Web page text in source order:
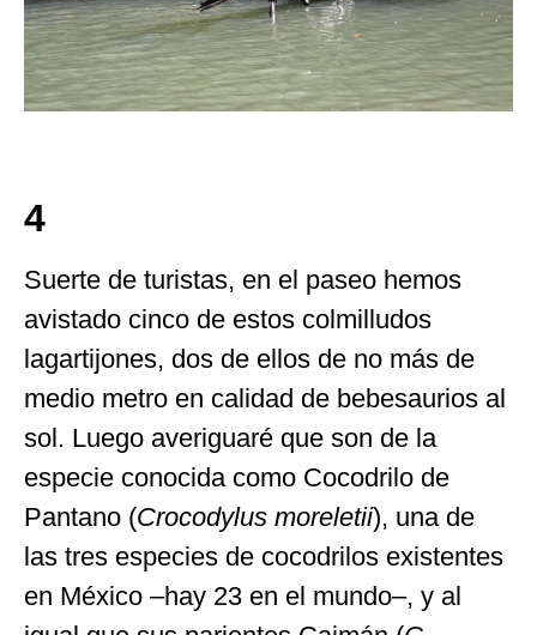
4
Suerte de turistas, en el paseo hemos
avistado cinco de estos colmilludos
lagartijones, dos de ellos de no más de
medio metro en calidad de bebesaurios al
sol. Luego averiguaré que son de la
especie conocida como Cocodrilo de
Pantano (Crocodylus moreletii), una de
las tres especies de cocodrilos existentes
en México –hay 23 en el mundo–, y al